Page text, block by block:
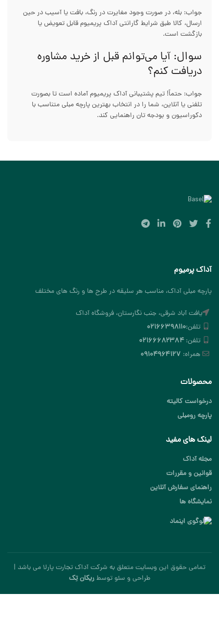
جواب: بله، در صورت وجود مغایرت در رنگ، بافت یا آسیب در حین
ارسال، کالا طبق شرایط گارانتی آداک پریمیوم قابل تعویض یا
بازگشت است.
سوال: آیا می‌توانم قبل از خرید مشاوره
دریافت کنم؟
جواب: حتماً! تیم پشتیبانی آداک پریمیوم آماده است تا بصورت
تلفنی یا آنلاین، شما را در انتخاب بهترین پارچه مبلی متناسب با
دکوراسیون و بودجه‌ تان راهنمایی کند.
آداک پرمیوم
پارچه مبلی آداک، مناسب هر سلیقه در طرح ها و رنگ های مختلف
یافت آباد شرقی، جنب نگارستان، فروشگاه آداک
تلفن:۰۲۱۶۶۳۹۸۱۱۰
تلفن:۰۲۱۶۶۶۸۲۳۸۴
همراه: ۰۹۱۰۴۹۶۴۱۲۷
محصولات
درخواست کالیته
پارچه رومبلی
لینک های مفید
مجله آداک
قوانین و مقررات
راهنمای سفارش آنلاین
نمایشگاه ها
تمامی حقوق این وبسایت متعلق به شرکت آداک تجارت پارلا می باشد |
طراحی و سئو توسطریکان تِک